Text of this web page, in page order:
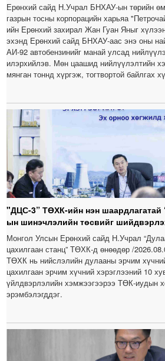
Ерөнхий сайд Н.Учрал БНХАУ-ын төрийн
газрын тосны корпорацийн харьяа
ийн Ерөнхий захирал Жан Гуан Яныг
эхэнд Ерөнхий сайд БНХАУ-аас энэ оны
АИ-92 автобензинийг манай улсад
илэрхийлэв. Мөн цаашид нийлүүлэлтийн
мянган тоннд хүргэж, тогтвортой байлгах
"ДЦС-3” ТӨХК-ийн нэн шаардлагатай
ын шинэчлэлийн төсвийг
Монгол Улсын Ерөнхий сайд Н.Учрал
цахилгаан станц” ТӨХК-д өнөөдөр /
ТӨХК нь нийслэлийн дулааны эрчим
цахилгаан эрчим хүчний хэрэглээний 10
үйлдвэрлэлийн хэмжээгээрээ ТӨК-иудын
эрэмбэлэгддэг.